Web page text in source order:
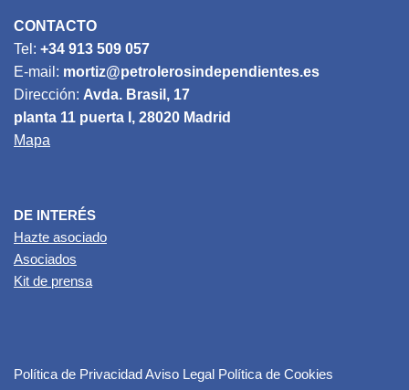
CONTACTO
Tel: +34 913 509 057
E-mail: mortiz@petrolerosindependientes.es
Dirección: Avda. Brasil, 17
planta 11 puerta I, 28020 Madrid
Mapa
DE INTERÉS
Hazte asociado
Asociados
Kit de prensa
Política de PrivacidadAviso Legal Política de Cookies